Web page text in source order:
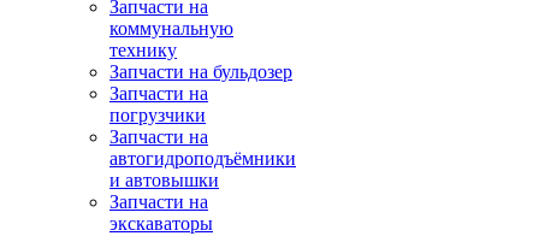
Запчасти на
коммунальную
технику
Запчасти на бульдозер
Запчасти на
погрузчики
Запчасти на
автогидроподъёмники
и автовышки
Запчасти на
экскаваторы